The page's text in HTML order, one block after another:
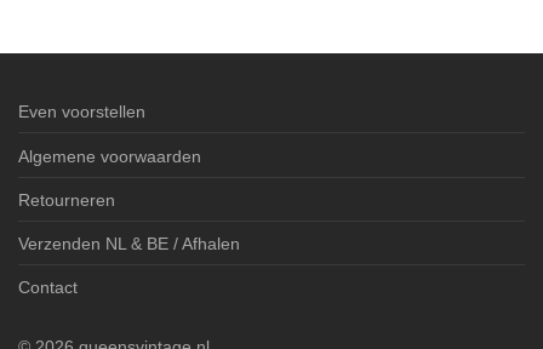
Even voorstellen
Algemene voorwaarden
Retourneren
Verzenden NL & BE / Afhalen
Contact